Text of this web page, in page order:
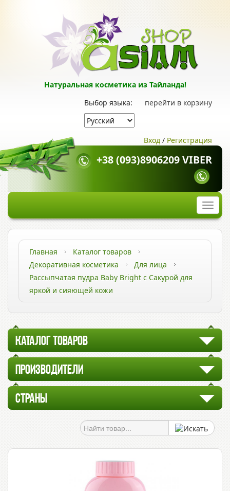
Натуральная косметика из Тайланда!
перейти в корзину
Выбор языка:
Вход / Регистрация
+38 (093)8906209 VIBER
Главная
Каталог товаров
Декоративная косметика
Для лица
Рассыпчатая пудра Baby Bright с Сакурой для
яркой и сияющей кожи
КАТАЛОГ ТОВАРОВ
ПРОИЗВОДИТЕЛИ
СТРАНЫ